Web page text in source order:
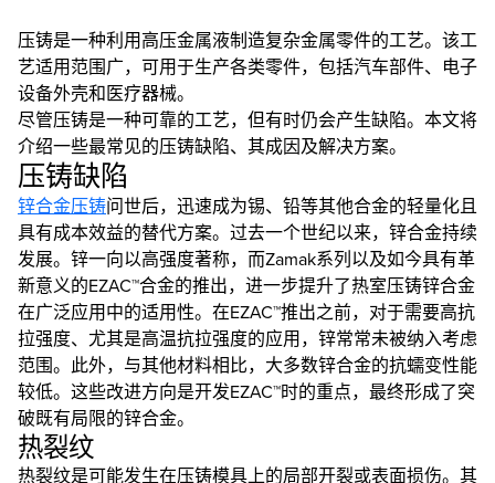
压铸是一种利用高压金属液制造复杂金属零件的工艺。该工
艺适用范围广，可用于生产各类零件，包括汽车部件、电子
设备外壳和医疗器械。
尽管压铸是一种可靠的工艺，但有时仍会产生缺陷。本文将
介绍一些最常见的压铸缺陷、其成因及解决方案。
压铸缺陷
锌合金压铸问世后，迅速成为锡、铅等其他合金的轻量化且
具有成本效益的替代方案。过去一个世纪以来，锌合金持续
发展。锌一向以高强度著称，而Zamak系列以及如今具有革
新意义的EZAC™合金的推出，进一步提升了热室压铸锌合金
在广泛应用中的适用性。在EZAC™推出之前，对于需要高抗
拉强度、尤其是高温抗拉强度的应用，锌常常未被纳入考虑
范围。此外，与其他材料相比，大多数锌合金的抗蠕变性能
较低。这些改进方向是开发EZAC™时的重点，最终形成了突
破既有局限的锌合金。
热裂纹
热裂纹是可能发生在压铸模具上的局部开裂或表面损伤。其